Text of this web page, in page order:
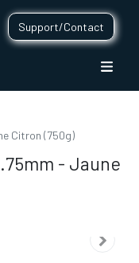
Support/Contact
Citron (750g)
- Jaune